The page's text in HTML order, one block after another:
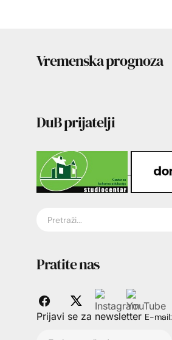
Vremenska prognoza
DuB prijatelji
Pratite nas
Prijavi se za newsletter E-mail: